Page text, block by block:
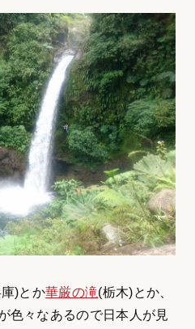
)とか華厳の滝(栃木)とか、
色々なあるので日本人が見